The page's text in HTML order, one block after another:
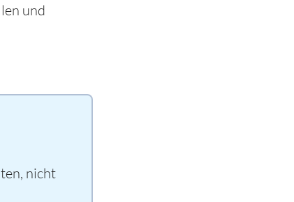
und
nicht